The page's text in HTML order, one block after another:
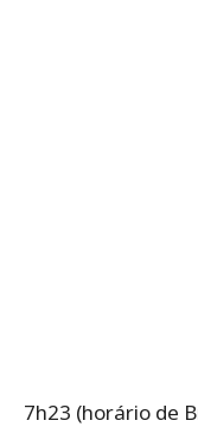
7h23 (horário de